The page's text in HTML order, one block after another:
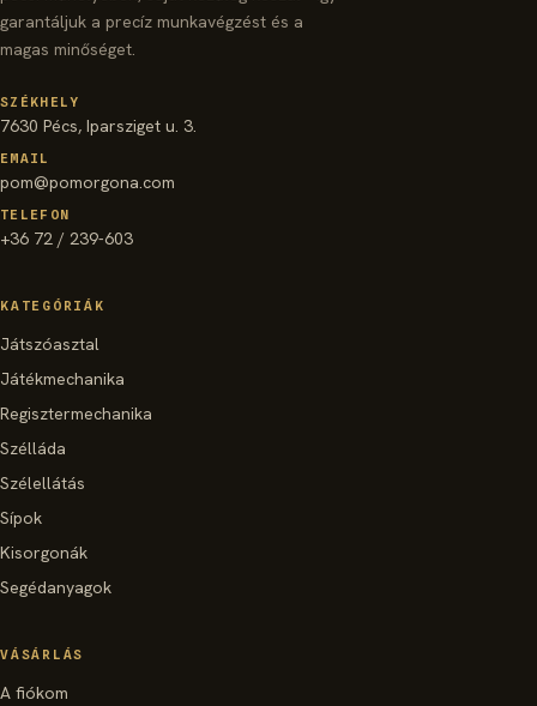
garantáljuk a precíz munkavégzést és a
magas minőséget.
SZÉKHELY
7630 Pécs, Iparsziget u. 3.
EMAIL
pom@pomorgona.com
TELEFON
+36 72 / 239-603
KATEGÓRIÁK
Játszóasztal
Játékmechanika
Regisztermechanika
Szélláda
Szélellátás
Sípok
Kisorgonák
Segédanyagok
VÁSÁRLÁS
A fiókom